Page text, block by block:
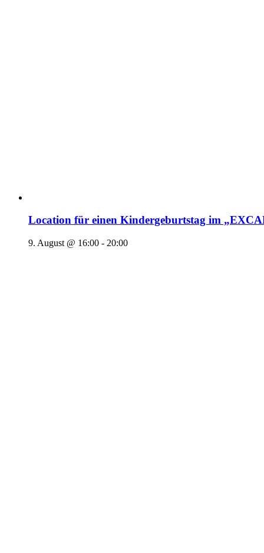
Location für einen Kindergeburtstag im
9. August @ 16:00 - 20:00